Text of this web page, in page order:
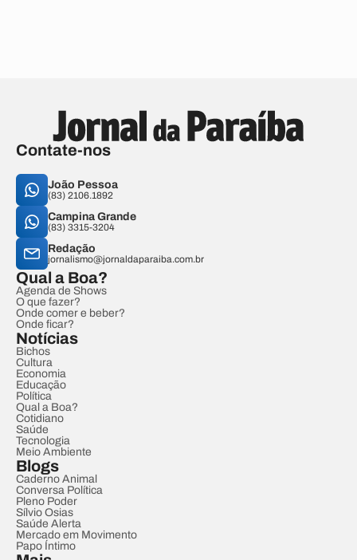
Contate-nos
João Pessoa
(83) 2106.1892
Campina Grande
(83) 3315-3204
Redação
jornalismo@jornaldaparaiba.com.br
Qual a Boa?
Agenda de Shows
O que fazer?
Onde comer e beber?
Onde ficar?
Notícias
Bichos
Cultura
Economia
Educação
Política
Qual a Boa?
Cotidiano
Saúde
Tecnologia
Meio Ambiente
Blogs
Caderno Animal
Conversa Política
Pleno Poder
Sílvio Osias
Saúde Alerta
Mercado em Movimento
Papo Íntimo